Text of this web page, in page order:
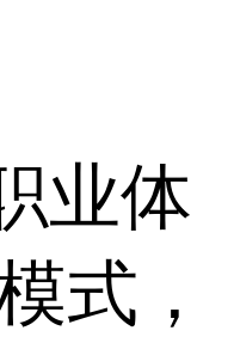
业体
式，